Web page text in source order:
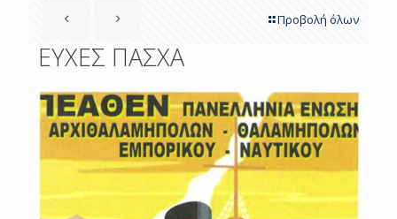
Προβολή όλων
ΕΥΧΕΣ ΠΑΣΧΑ